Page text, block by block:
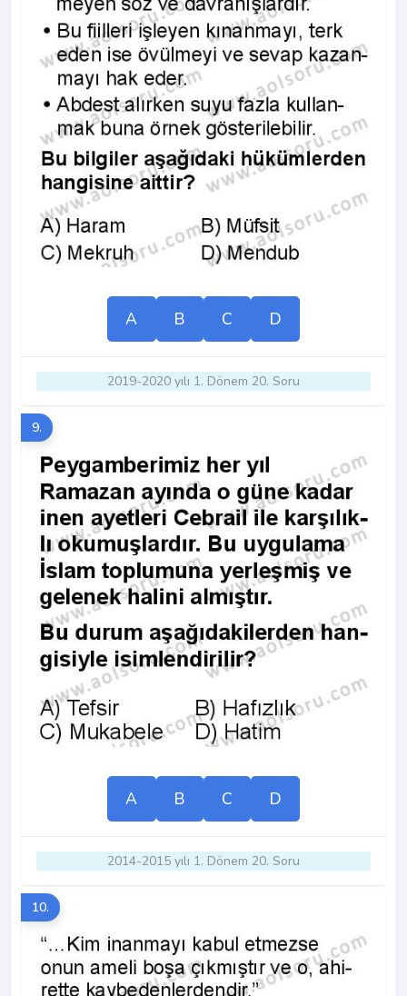
A B C D
2019-2020 yılı 1. Dönem 20. Soru
9.
A B C D
2014-2015 yılı 1. Dönem 20. Soru
10.